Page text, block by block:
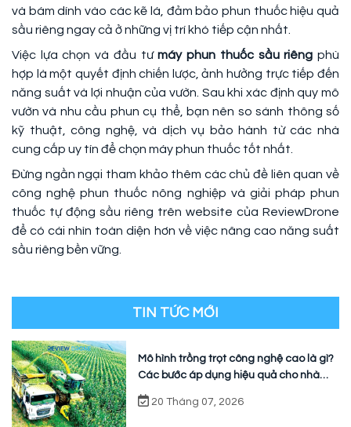
và bám dính vào các kẽ lá, đảm bảo phun thuốc hiệu quả
sầu riêng ngay cả ở những vị trí khó tiếp cận nhất.
Việc lựa chọn và đầu tưmáy phun thuốc sầu riêng phù
hợp là một quyết định chiến lược, ảnh hưởng trực tiếp đến
năng suất và lợi nhuận của vườn. Sau khi xác định quy mô
vườn và nhu cầu phun cụ thể, bạn nên so sánh thông số
kỹ thuật, công nghệ, và dịch vụ bảo hành từ các nhà
cung cấp uy tín để chọn máy phun thuốc tốt nhất.
Đừng ngần ngại tham khảo thêm các chủ đề liên quan về
công nghệ phun thuốc nông nghiệp và giải pháp phun
thuốc tự động sầu riêng trên website của ReviewDrone
để có cái nhìn toàn diện hơn về việc nâng cao năng suất
sầu riêng bền vững.
TIN TỨC MỚI
Mô hình trồng trọt công nghệ cao là gì?
Các bước áp dụng hiệu quả cho nhà
vườn
20 Tháng 07, 2026